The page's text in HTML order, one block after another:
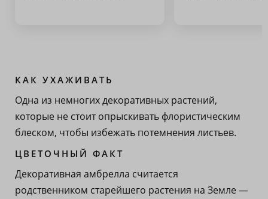
КАК УХАЖИВАТЬ
Одна из немногих декоративных растений,
которые не стоит опрыскивать флористическим
блеском, чтобы избежать потемнения листьев.
ЦВЕТОЧНЫЙ ФАКТ
Декоративная амбрелла считается
родственником старейшего растения на Земле —